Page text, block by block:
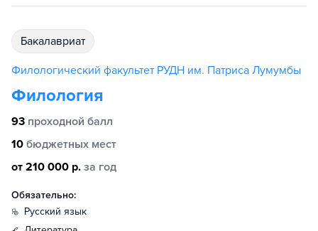
бакалавриат
Филологический факультет РУДН им. Патриса Лумумбы
Филология
93 проходной балл
10 бюджетных мест
от 210 000 р. за год
Обязательно:
русский язык